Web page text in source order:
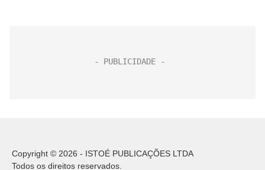
Copyright © 2026 - ISTOÉ PUBLICAÇÕES LTDA
Todos os direitos reservados.